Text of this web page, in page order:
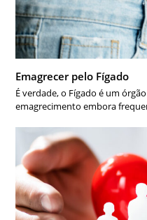
Emagrecer pelo Fígado
É verdade, o Fígado é um
emagrecimento embora